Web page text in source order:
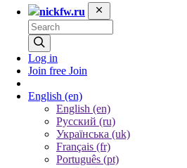
nickfw.ru
Log in
Join free Join
English (en)
English (en)
Русский (ru)
Українська (uk)
Français (fr)
Português (pt)